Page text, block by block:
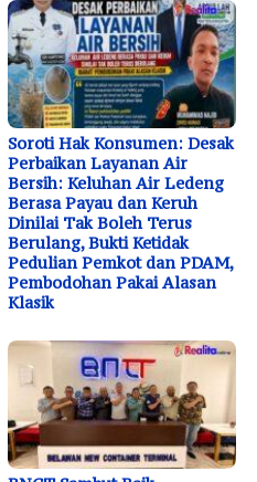
Soroti Hak Konsumen: Desak
Perbaikan Layanan Air
Bersih: Keluhan Air Ledeng
Berasa Payau dan Keruh
Dinilai Tak Boleh Terus
Berulang, Bukti Ketidak
Pedulian Pemkot dan PDAM,
Pembodohan Pakai Alasan
Klasik